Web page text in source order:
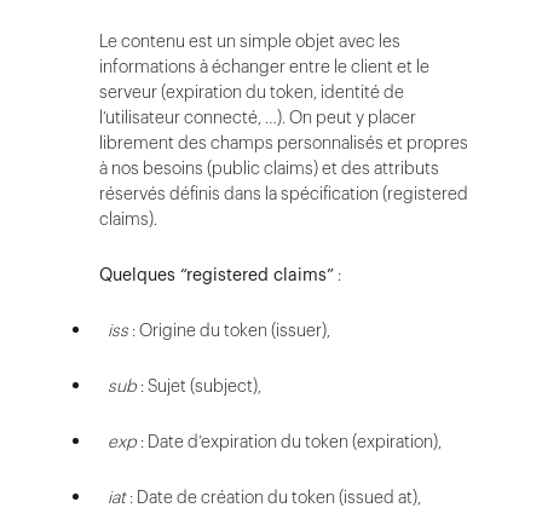
Le contenu est un simple objet avec les
informations à échanger entre le client et le
serveur (expiration du token, identité de
l’utilisateur connecté, …). On peut y placer
librement des champs personnalisés et propres
à nos besoins (public claims) et des attributs
réservés définis dans la spécification (registered
claims).
Quelques “registered claims” :
iss : Origine du token (issuer),
sub : Sujet (subject),
exp : Date d’expiration du token (expiration),
iat: Date de création du token (issued at),